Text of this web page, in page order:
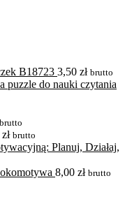
B18723 3,50 zł brutto
brutto
zł brutto
8,00 zł brutto